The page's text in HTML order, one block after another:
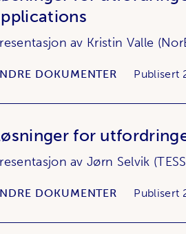
av Kristin Valle
DOKUMENTER Publisert
for
av Jørn Selvik
DOKUMENTER Publisert